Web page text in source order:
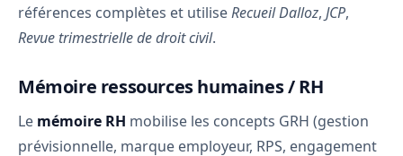
références complètes et utiliseRecueil Dalloz, JCP,
Revue trimestrielle de droit civil.
Mémoire ressources humaines / RH
Le mémoire RH mobilise les concepts GRH (gestion
prévisionnelle, marque employeur, RPS, engagement